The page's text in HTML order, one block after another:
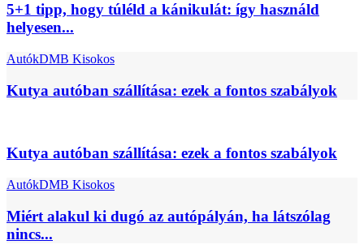
5+1 tipp, hogy túléld a kánikulát: így használd
helyesen...
AutókDMB Kisokos
Kutya autóban szállítása: ezek a fontos szabályok
Kutya autóban szállítása: ezek a fontos szabályok
AutókDMB Kisokos
Miért alakul ki dugó az autópályán, ha látszólag
nincs...